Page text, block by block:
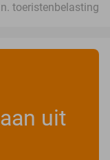
toeristenbelasting
uit